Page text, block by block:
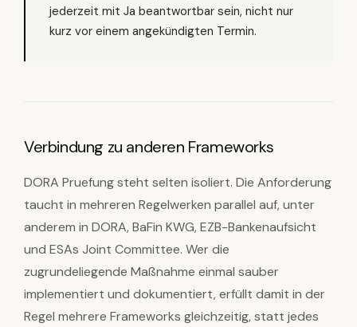
jederzeit mit Ja beantwortbar sein, nicht nur
kurz vor einem angekündigten Termin.
Verbindung zu anderen Frameworks
DORA Pruefung steht selten isoliert. Die Anforderung
taucht in mehreren Regelwerken parallel auf, unter
anderem in DORA, BaFin KWG, EZB-Bankenaufsicht
und ESAs Joint Committee. Wer die
zugrundeliegende Maßnahme einmal sauber
implementiert und dokumentiert, erfüllt damit in der
Regel mehrere Frameworks gleichzeitig, statt jedes